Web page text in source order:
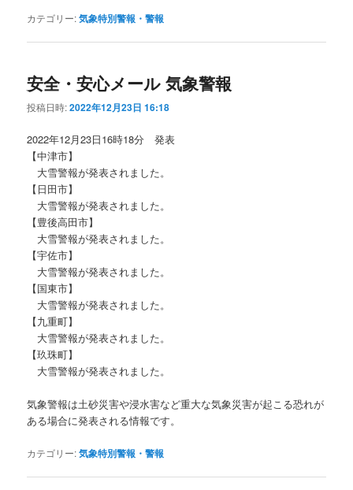
カテゴリー:気象特別警報・警報
安全・安心メール 気象警報
投稿日時:2022年12月23日 16:18
2022年12月23日16時18分 発表
【中津市】
大雪警報が発表されました。
【日田市】
大雪警報が発表されました。
【豊後高田市】
大雪警報が発表されました。
【宇佐市】
大雪警報が発表されました。
【国東市】
大雪警報が発表されました。
【九重町】
大雪警報が発表されました。
【玖珠町】
大雪警報が発表されました。
気象警報は土砂災害や浸水害など重大な気象災害が起こる恐れが
ある場合に発表される情報です。
カテゴリー:気象特別警報・警報